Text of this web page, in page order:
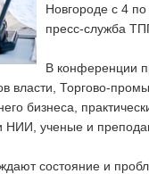
Новгороде с 4
пресс-служба
В конференции
власти, Торгово-
бизнеса,
НИИ, ученые и
состояние и